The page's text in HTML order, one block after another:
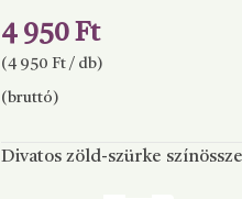
4 950 Ft
(4 950 Ft / db)
(bruttó)
Divatos zöld-szürke